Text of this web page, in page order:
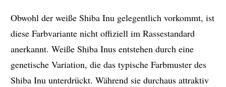
Obwohl der weiße Shiba Inu gelegentlich vorkommt, ist
diese Farbvariante nicht offiziell im Rassestandard
anerkannt. Weiße Shiba Inus entstehen durch eine
genetische Variation, die das typische Farbmuster des
Shiba Inu unterdrückt. Während sie durchaus attraktiv